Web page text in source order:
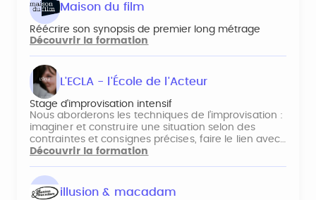
Maison du film
Réécrire son synopsis de premier long métrage
Découvrir la formation
L'ECLA - l'École de l'Acteur
Stage d'improvisation intensif
Nous aborderons les techniques de l’improvisation :
imaginer et construire une situation selon des
contraintes et consignes précises, faire le lien avec…
Découvrir la formation
illusion & macadam